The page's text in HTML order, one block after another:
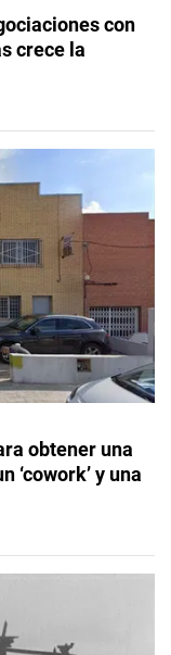
con
crece la
obtener una
‘cowork’ y una